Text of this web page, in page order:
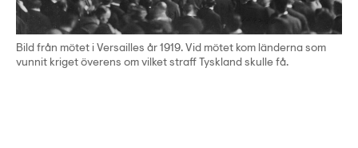
Bild från mötet i Versailles år 1919. Vid mötet kom länderna som
vunnit kriget överens om vilket straff Tyskland skulle få.